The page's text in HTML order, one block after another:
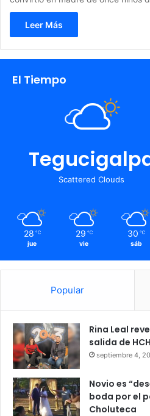
Leer Más
El Tiempo
Scattered Clouds
28 ℃
jue
29 ℃
vie
30 ℃
sáb
Popular
Rina Leal
salida de
septiembre 4,
Novio es
boda por el
Choluteca